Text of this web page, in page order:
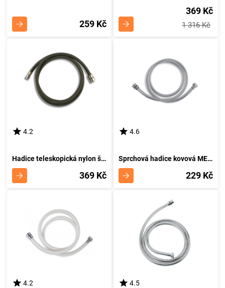
259 Kč
369 Kč
1 316 Kč
4.2
Hadice teleskopická nylon šedá H/55081
369 Kč
4.6
Sprchová hadice kovová METALIA 175 cm MET/175,0
229 Kč
4.2 4.5